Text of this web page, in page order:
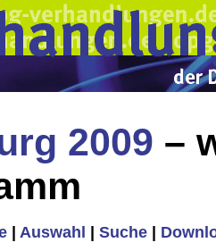
2009 –
Auswahl Suche